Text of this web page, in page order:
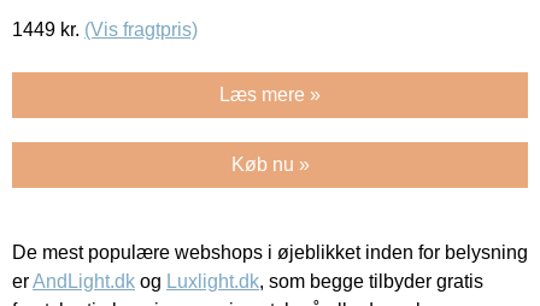
1449 kr. (Vis fragtpris)
Læs mere »
Køb nu »
De mest populære webshops i øjeblikket inden for belysning
erAndLight.dk og Luxlight.dk, som begge tilbyder gratis